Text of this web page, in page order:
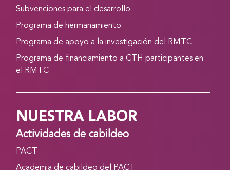
Subvenciones para el desarrollo
Programa de hermanamiento
Programa de apoyo a la investigación del RMTC
Programa de financiamiento a CTH participantes en
el RMTC
NUESTRA LABOR
Actividades de cabildeo
PACT
Academia de cabildeo del PACT